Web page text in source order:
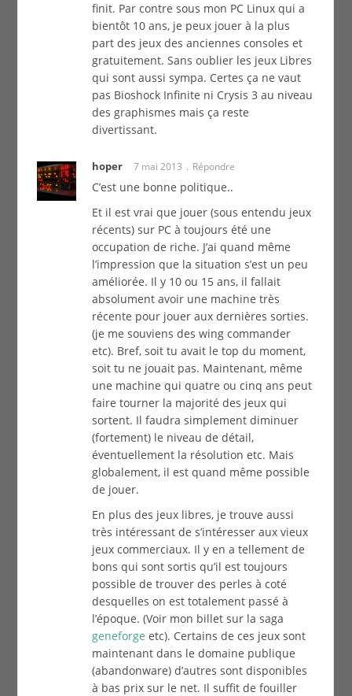
finit. Par contre sous mon PC Linux qui a
bientôt 10 ans, je peux jouer à la plus
part des jeux des anciennes consoles et
gratuitement. Sans oublier les jeux Libres
qui sont aussi sympa. Certes ça ne vaut
pas Bioshock Infinite ni Crysis 3 au niveau
des graphismes mais ça reste
divertissant.
hoper 7 mai 2013 Répondre
C’est une bonne politique..
Et il est vrai que jouer (sous entendu jeux
récents) sur PC à toujours été une
occupation de riche. J’ai quand même
l’impression que la situation s’est un peu
améliorée. Il y 10 ou 15 ans, il fallait
absolument avoir une machine très
récente pour jouer aux dernières sorties.
(je me souviens des wing commander
etc). Bref, soit tu avait le top du moment,
soit tu ne jouait pas. Maintenant, même
une machine qui quatre ou cinq ans peut
faire tourner la majorité des jeux qui
sortent. Il faudra simplement diminuer
(fortement) le niveau de détail,
éventuellement la résolution etc. Mais
globalement, il est quand même possible
de jouer.
En plus des jeux libres, je trouve aussi
très intéressant de s’intéresser aux vieux
jeux commerciaux. Il y en a tellement de
bons qui sont sortis qu’il est toujours
possible de trouver des perles à coté
desquelles on est totalement passé à
l’époque. (Voir mon billet sur la saga
geneforgeetc). Certains de ces jeux sont
maintenant dans le domaine publique
(abandonware) d’autres sont disponibles
à bas prix sur le net. Il suffit de fouiller